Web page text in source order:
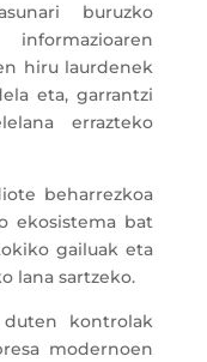
buruzko
hiru laurdenek
eta, garrantzi
errazteko
beharrezkoa
ekosistema bat
gailuak eta
lana sartzeko.
duten kontrolak
modernoen